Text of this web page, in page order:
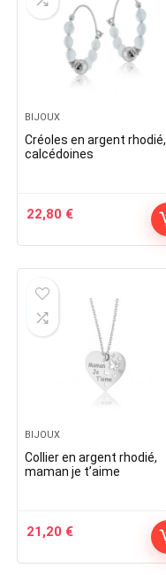
BIJOUX
Créoles en argent rhodié,
calcédoines
22,80 €
BIJOUX
Collier en argent rhodié,
maman je t’aime
21,20 €